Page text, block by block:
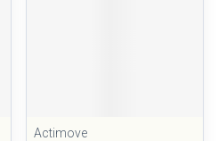
Actimove